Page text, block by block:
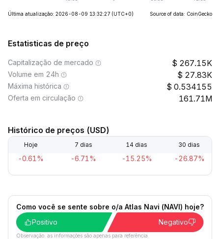
Última atualização: 2026-08-09 13:32:27 (UTC+0) Source of data: CoinGecko
Estatisticas de preço
Capitalização de mercado 267.15K
Volume em 24h 27.83K
Máxima histórica 0.534155
Oferta em circulação 161.71M
Histórico de preços (USD)
Hoje 7 dias 14 dias 30 dias
-0.61% -6.71% -15.25% -26.87%
Como você se sente sobre o/a Atlas Navi (NAVI) hoje?
Positivo
Negativo
Observação: as informações são apenas para referência.